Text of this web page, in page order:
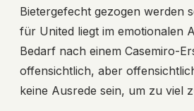
Bietergefecht gezogen werden
für United liegt im emotionalen
Bedarf nach einem Casemiro-
offensichtlich, aber
keine Ausrede sein, um zu viel